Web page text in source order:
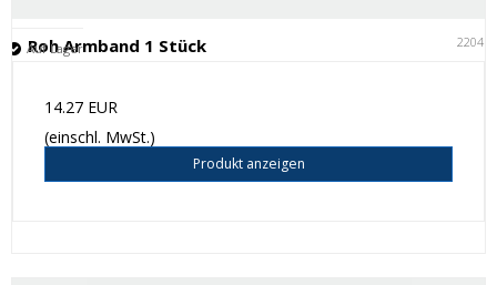
Roh Armband 1 Stück 22041
Auf Lager
14.27 EUR
(einschl. MwSt.)
Produkt anzeigen